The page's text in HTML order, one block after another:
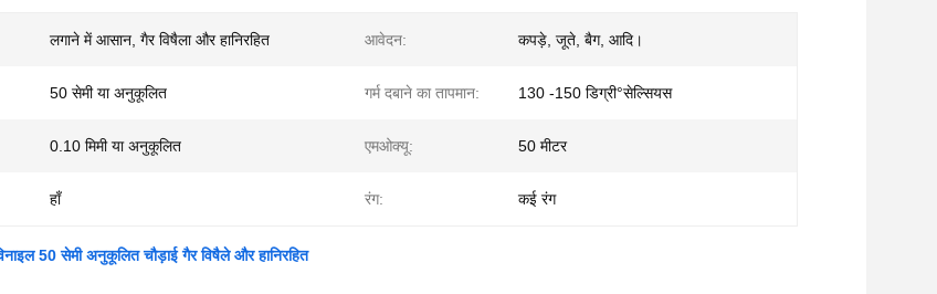
लगाने में आसान, गैर विषैला और हानिरहित आवेदन: कपड़े, जूते, बैग, आदि।
50 सेमी या अनुकूलित गर्म दबाने का तापमान: 130 -150 डिग्री°सेल्सियस
0.10 मिमी या अनुकूलित एमओक्यू: 50 मीटर
हाँ रंग: कई रंग
50 सेमी अनुकूलित चौड़ाई गैर विषैले और हानिरहित